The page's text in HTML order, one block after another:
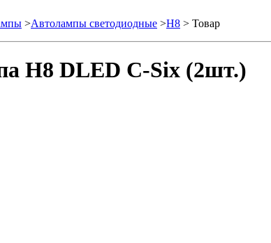
>Автолампы светодиодные >H8 > Товар
H8 DLED C-Six (2шт.)